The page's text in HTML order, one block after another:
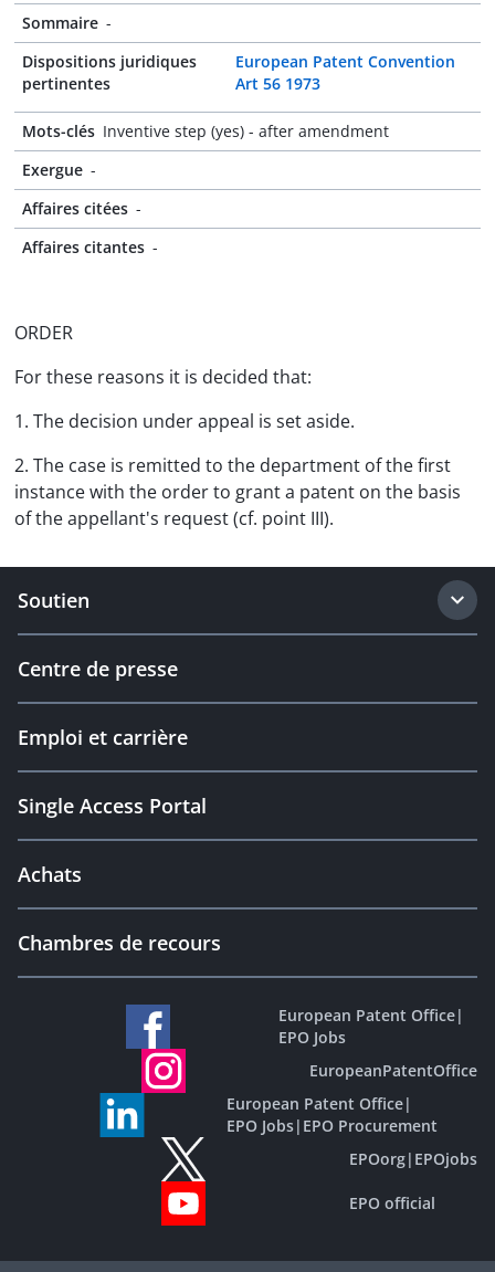
Sommaire -
Dispositions juridiques
pertinentes
European Patent Convention
Art 56 1973
Mots-clés Inventive step (yes) - after amendment
Exergue -
Affaires citées -
Affaires citantes -
ORDER
For these reasons it is decided that:
1. The decision under appeal is set aside.
2. The case is remitted to the department of the first
instance with the order to grant a patent on the basis
of the appellant's request (cf. point III).
Soutien
Centre de presse
Emploi et carrière
Single Access Portal
Achats
Chambres de recours
European Patent Office|
EPO Jobs
EuropeanPatentOffice
European Patent Office|
EPO Jobs| EPO Procurement
EPOorg| EPOjobs
EPO official